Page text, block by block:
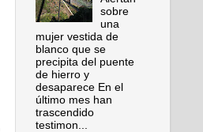
sobre
una
mujer vestida de
blanco que se
precipita del puente
de hierro y
desaparece En el
último mes han
trascendido
testimon...